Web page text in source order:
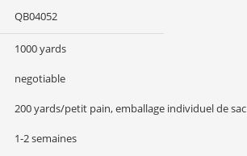
QB04052
1000 yards
negotiable
200 yards/petit pain, emballage individuel de sac
1-2 semaines